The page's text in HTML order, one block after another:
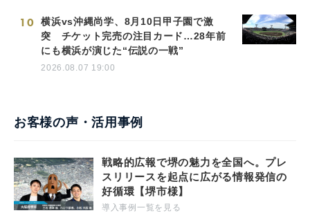
10
横浜vs沖縄尚学、8月10日甲子園で激
突 チケット完売の注目カード…28年前
にも横浜が演じた“伝説の一戦”
2026.08.07 19:00
お客様の声・活用事例
戦略的広報で堺の魅力を全国へ。プレ
スリリースを起点に広がる情報発信の
好循環【堺市様】
導入事例一覧を見る